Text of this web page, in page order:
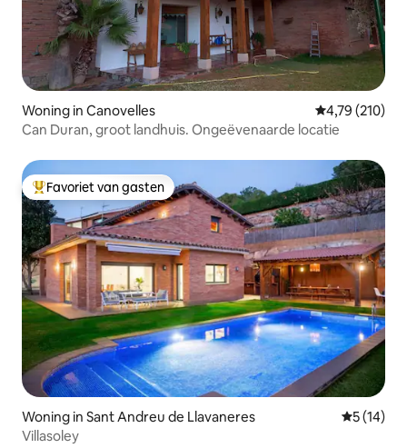
Woning in Canovelles Gemiddelde
4,79 (210)
Can Duran, groot landhuis. Ongeëvenaarde locatie
Topfavoriet van gasten
Favoriet van gasten
Woning in Sant Andreu de Llavaneres
5 (14)
Villasoley